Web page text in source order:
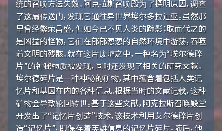
统的召唤方法失效。阿克拉斯召唤殿为了探明原因，调查
了这扇传送门，发现它通往异世界埃尔多拉迪亚。虽然那
里曾经繁荣昌盛，但如今已不见人类的踪影；取而代之的
是凶猛的怪物，它们在郁郁葱葱的自然环境中游荡，吞噬
着文明的残骸。就在这片废墟之中，一种名为“埃尔德碎
片”的神秘物质被发现，同时还发现了相关的研究文献。
埃尔德碎片是一种神秘的矿物，其中蕴含着包括人类记
忆片和基因在内的各种信息。根据当时的文献记载，这种
矿物会导致轮回转世。基于这些文献，阿克拉斯召唤殿堂
开发出了“记忆片创造”技术，该技术利用艾尔德碎片创
造“记忆片”，即保存着英雄信息的记忆片碎片。随后，他